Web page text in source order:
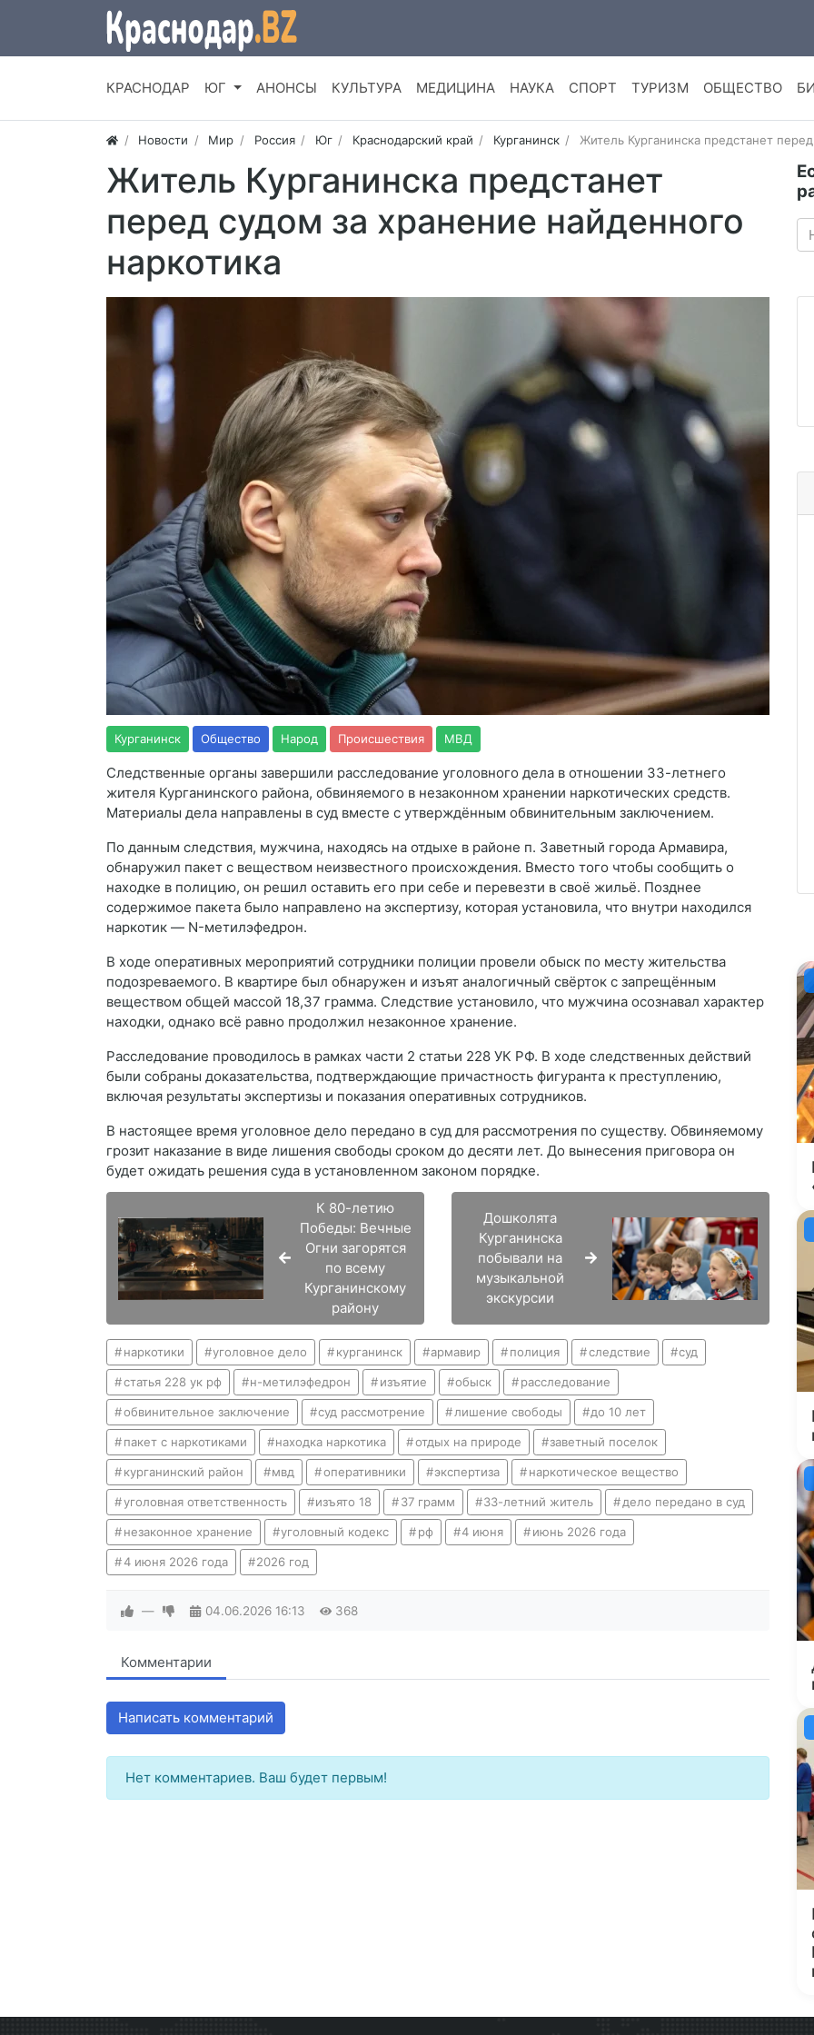
КРАСНОДАР ЮГ АНОНСЫ КУЛЬТУРА МЕДИЦИНА НАУКА СПОРТ ТУРИЗМ ОБЩЕСТВО
Новости Мир Россия Юг Краснодарский край Курганинск Житель Курганинска предстанет
Житель Курганинска предстанет
перед судом за хранение найденного
наркотика
Курганинск Общество Народ Происшествия МВД
Следственные органы завершили расследование уголовного дела в отношении 33-летнего
жителя Курганинского района, обвиняемого в незаконном хранении наркотических средств.
Материалы дела направлены в суд вместе с утверждённым обвинительным заключением.
По данным следствия, мужчина, находясь на отдыхе в районе п. Заветный города Армавира,
обнаружил пакет с веществом неизвестного происхождения. Вместо того чтобы сообщить о
находке в полицию, он решил оставить его при себе и перевезти в своё жильё. Позднее
содержимое пакета было направлено на экспертизу, которая установила, что внутри находился
наркотик — N-метилэфедрон.
В ходе оперативных мероприятий сотрудники полиции провели обыск по месту жительства
подозреваемого. В квартире был обнаружен и изъят аналогичный свёрток с запрещённым
веществом общей массой 18,37 грамма. Следствие установило, что мужчина осознавал характер
находки, однако всё равно продолжил незаконное хранение.
Расследование проводилось в рамках части 2 статьи 228 УК РФ. В ходе следственных действий
были собраны доказательства, подтверждающие причастность фигуранта к преступлению,
включая результаты экспертизы и показания оперативных сотрудников.
В настоящее время уголовное дело передано в суд для рассмотрения по существу. Обвиняемому
грозит наказание в виде лишения свободы сроком до десяти лет. До вынесения приговора он
будет ожидать решения суда в установленном законом порядке.
К 80-летию
Победы: Вечные
Огни загорятся
по всему
Курганинскому
району
Дошколята
Курганинска
побывали на
музыкальной
экскурсии
наркотики уголовное дело курганинск армавир полиция следствие суд
статья 228 ук рф н-метилэфедрон изъятие обыск расследование
обвинительное заключение суд рассмотрение лишение свободы до 10 лет
пакет с наркотиками находка наркотика отдых на природе заветный поселок
курганинский район мвд оперативники экспертиза наркотическое вещество
уголовная ответственность изъято 18 37 грамм 33-летний житель дело передано в суд
незаконное хранение уголовный кодекс рф 4 июня июнь 2026 года
4 июня 2026 года 2026 год
— 04.06.2026 16:13 368
Комментарии
Написать комментарий
Нет комментариев. Ваш будет первым!